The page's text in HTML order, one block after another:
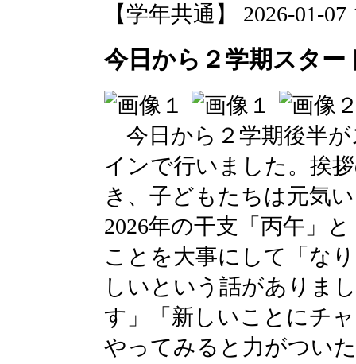
【学年共通】 2026-01-07
今日から２学期スター
今日から２学期後半
インで行いました。挨
き、子どもたちは元気
2026年の干支「丙午」
ことを大事にして「な
しいという話がありま
す」「新しいことにチ
やってみると力がつい